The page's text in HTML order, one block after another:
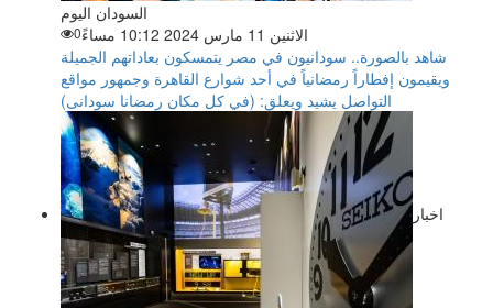
السودان اليوم
الاثنين 11 مارس 2024 10:12 مساءً
0
شاهد بالصورة.. سودانيون في مصر يتمسكون بعاداتهم الجميلة
ويقيمون إفطاراً رمضانياً في أحد شوارع القاهرة وجمهور مواقع
التواصل يشيد ويعلق: (في كل مكان رمضانا سودانى)
اخبار